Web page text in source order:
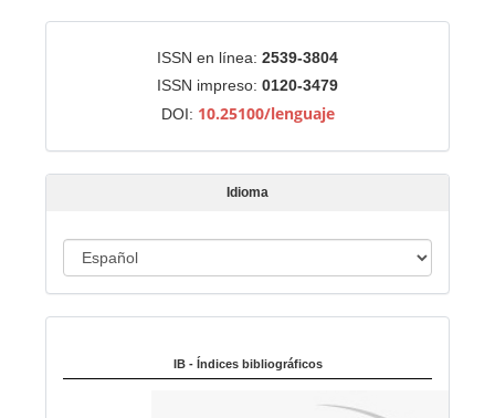
a
r
t
ISSN en línea: 2539-3804
ISSN impreso: 0120-3479
DOI: 10.25100/lenguaje
Idioma
d
m
IB - Índices bibliográficos